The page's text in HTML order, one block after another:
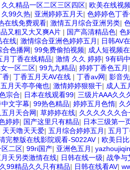
久久精品一区二区三区四区| 欧美在线视
久99久热| 亚洲婷婷五月天| 色婷婷色丁
在线免费观看| 激情五月综合亚洲另类|
又粗又大又爽A片 | 国产高清精品色| 色
在线| 激情综合亚洲色婷婷五月 | 日韩AV
合色播网| 99免费偷拍视频| 成人短视频
月丁香在线精品| 激情 久久 婷婷| 9有码
一区二区| 99九九精品| 婷婷丁香色五月
香| 丁香五月天AV在线 | 丁香av网| 影音
五月天亭亭俺也| 激情婷婷狠狠干| 成人五
宗合| 日本在线观看99| 三级片AAA久久
文字幕| 99热色精品| 婷婷五月色惰| 久
五月天合网| 草婷婷在线| 久久久久久久
婷婷| 国产这里只有精品| 日本三级第一
天天噜天天爱| 五月综合婷婷五月 | 五月
完整版在线影院观看-S022AV | 欧美日
区二区| 99ri国产| 亚洲色五月 |
天另类激情在线| 日韩在线一级| 战争与
99精品久久只有精品| 日韩在线看AV|